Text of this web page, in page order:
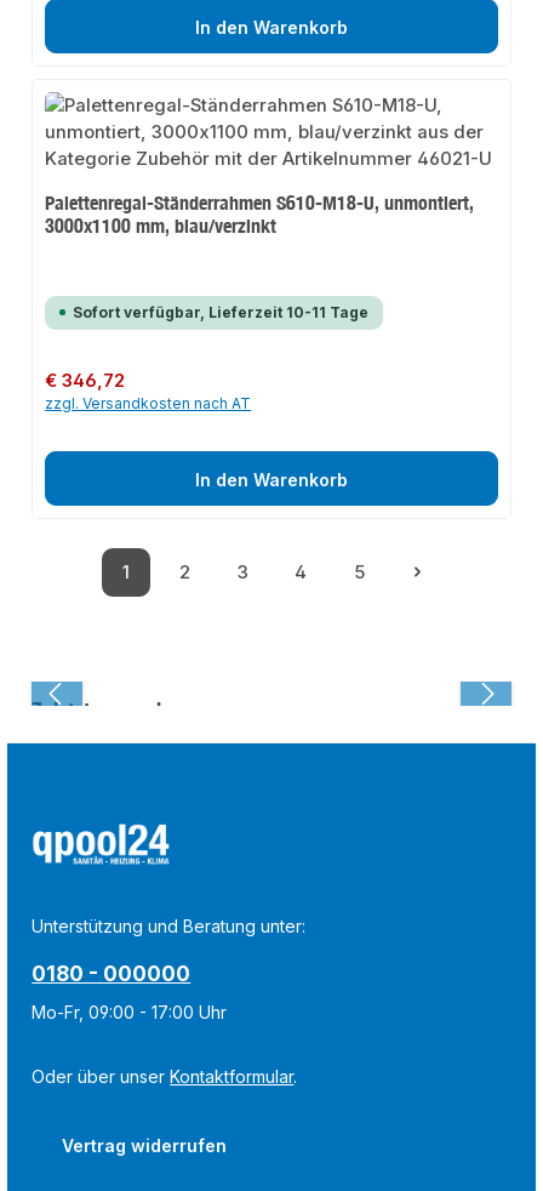
In den Warenkorb
Palettenregal-Ständerrahmen S610-M18-U, unmontiert,
3000x1100 mm, blau/verzinkt
Sofort verfügbar, Lieferzeit 10-11 Tage
Regulärer Preis:
€ 346,72
zzgl. Versandkosten nach AT
In den Warenkorb
Seite
1
Seite
2
Seite
3
Seite
4
Seite
5
Zuletzt angesehen:
Unterstützung und Beratung unter:
0180 - 000000
Mo-Fr, 09:00 - 17:00 Uhr
Oder über unserKontaktformular.
Vertrag widerrufen